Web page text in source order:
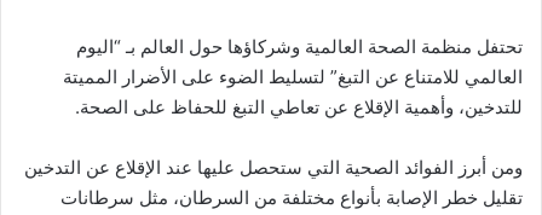
تحتفل منظمة الصحة العالمية وشركاؤها حول العالم بـ “اليوم
العالمي للامتناع عن التبغ” لتسليط الضوء على الأضرار المميتة
للتدخين، وأهمية الإقلاع عن تعاطي التبغ للحفاظ على الصحة.
ومن أبرز الفوائد الصحية التي ستحصل عليها عند الإقلاع عن التدخين
تقليل خطر الإصابة بأنواع مختلفة من السرطان، مثل سرطانات